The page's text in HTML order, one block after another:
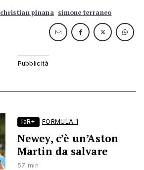
christian pinana simone terraneo
laR+ FORMULA 1
Newey, c’è un’Aston
Martin da salvare
57 min